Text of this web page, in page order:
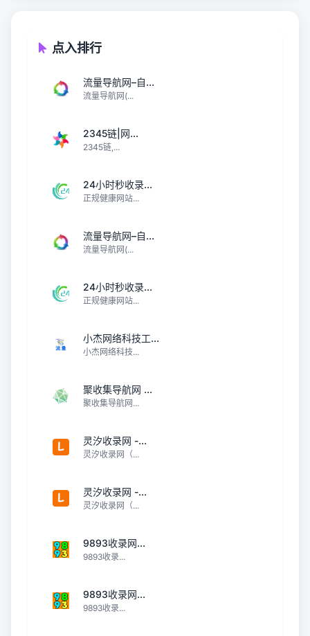
点入排行
流量导航网–自...
流量导航网(...
2345链|网...
2345链,...
24小时秒收录...
正规健康网站...
流量导航网–自...
流量导航网(...
24小时秒收录...
正规健康网站...
小杰网络科技工...
小杰网络科技...
聚收集导航网 ...
聚收集导航网...
灵汐收录网 -...
灵汐收录网（...
灵汐收录网 -...
灵汐收录网（...
9893收录网...
9893收录...
9893收录网...
9893收录...